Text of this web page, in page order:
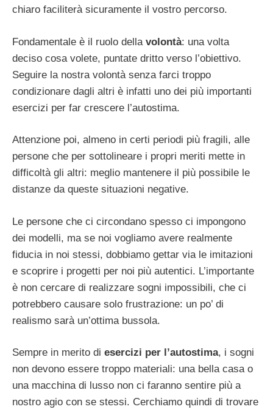
chiaro faciliterà sicuramente il vostro percorso.
Fondamentale è il ruolo della volontà: una volta
deciso cosa volete, puntate dritto verso l’obiettivo.
Seguire la nostra volontà senza farci troppo
condizionare dagli altri è infatti uno dei più importanti
esercizi per far crescere l’autostima.
Attenzione poi, almeno in certi periodi più fragili, alle
persone che per sottolineare i propri meriti mette in
difficoltà gli altri: meglio mantenere il più possibile le
distanze da queste situazioni negative.
Le persone che ci circondano spesso ci impongono
dei modelli, ma se noi vogliamo avere realmente
fiducia in noi stessi, dobbiamo gettar via le imitazioni
e scoprire i progetti per noi più autentici. L’importante
è non cercare di realizzare sogni impossibili, che ci
potrebbero causare solo frustrazione: un po’ di
realismo sarà un’ottima bussola.
Sempre in merito di esercizi per l’autostima, i sogni
non devono essere troppo materiali: una bella casa o
una macchina di lusso non ci faranno sentire più a
nostro agio con se stessi. Cerchiamo quindi di trovare